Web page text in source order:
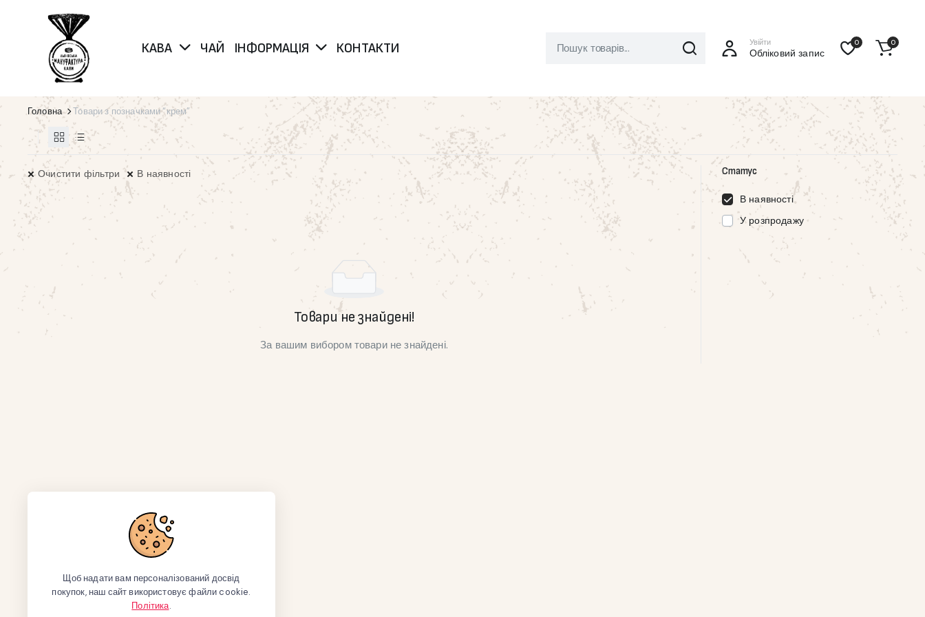
КАВА ЧАЙ ІНФОРМАЦІЯ КОНТАКТИ Увійти
Обліковий запис
0 0
Головна Товари з позначками “крем”
Очистити фільтри В наявності
Товари не знайдені!
За вашим вибором товари не знайдені.
Статус
В наявності
У розпродажу
Щоб надати вам персоналізований досвід
покупок, наш сайт використовує файли cookie.
Політика.